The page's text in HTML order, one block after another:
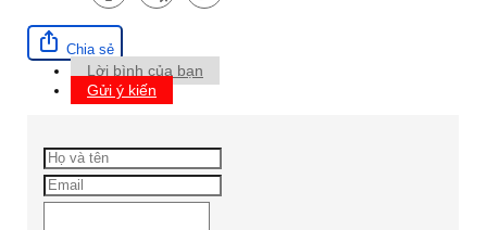
Chia sẻ
Lời bình của bạn
Gửi ý kiến